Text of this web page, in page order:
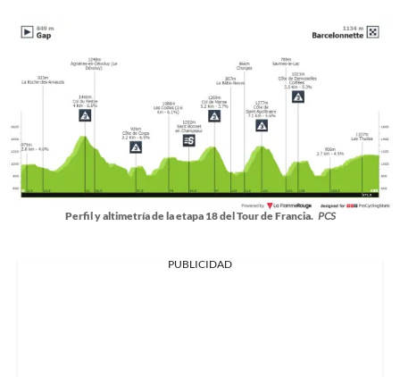
Perfil y altimetría de la etapa 18 del Tour de Francia. PCS
PUBLICIDAD